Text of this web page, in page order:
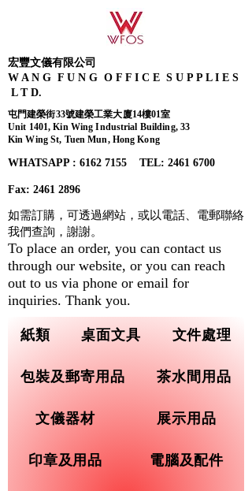
宏豐文儀有限公司
W A N G F U N G O F F I C E S U P P L I E S
L T D.
屯門建榮街33號建榮工業大廈14樓01室
Unit 1401, Kin Wing Industrial Building, 33
Kin Wing St, Tuen Mun, Hong Kong
WHATSAPP : 6162 7155​ TEL: 2461 6700
Fax: 2461 2896
紙類 桌面文具 文件處理
包裝及郵寄用品 茶水間用品
文儀器材 展示用品
印章及用品 電腦及配件
如需訂購，可透過網站，或以電話、電郵聯絡
我們查詢， 謝謝。
To place an order, you can contact us
through our website, or you can reach
out to us via phone or email for
inquiries. Thank you.